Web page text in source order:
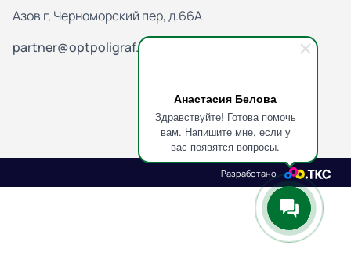
Анастасия Белова
Здравствуйте! Готова помочь
вам. Напишите мне, если у
вас появятся вопросы.
Азов г, Черноморский пер, д.66А
partner@optpoligraf.ru
Разработано